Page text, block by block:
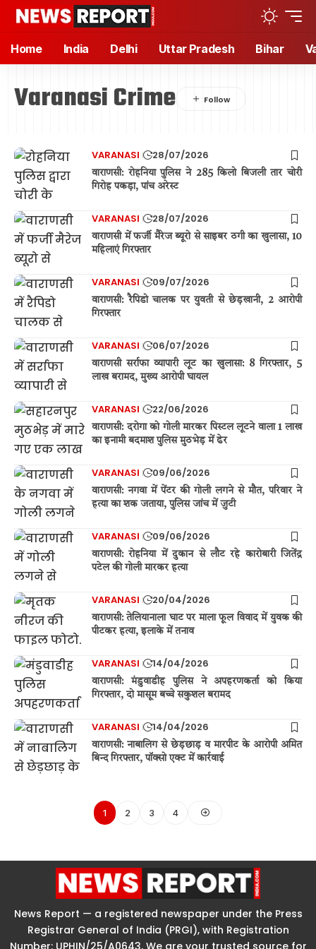
Home India Delhi Uttar Pradesh Bihar
Varanasi Crime
VARANASI 28/07/2026
वाराणसी: रोहनिया पुलिस ने 285 किलो बिजली तार चोरी
गिरोह पकड़ा, पांच अरेस्ट
VARANASI 28/07/2026
वाराणसी में फर्जी मैरेज ब्यूरो से साइबर ठगी का खुलासा, 10
महिलाएं गिरफ्तार
VARANASI 09/07/2026
वाराणसी: रैपिडो चालक पर युवती से छेड़खानी, 2 आरोपी
गिरफ्तार
VARANASI 06/07/2026
वाराणसी सर्राफा व्यापारी लूट का खुलासा: 8 गिरफ्तार, 5
लाख बरामद, मुख्य आरोपी घायल
VARANASI 22/06/2026
वाराणसी: दरोगा को गोली मारकर पिस्टल लूटने वाला 1 लाख
का इनामी बदमाश पुलिस मुठभेड़ में ढेर
VARANASI 09/06/2026
वाराणसी: नगवा में पेंटर की गोली लगने से मौत, परिवार ने
हत्या का शक जताया, पुलिस जांच में जुटी
VARANASI 09/06/2026
वाराणसी: रोहनिया में दुकान से लौट रहे कारोबारी जितेंद्र
पटेल की गोली मारकर हत्या
VARANASI 20/04/2026
वाराणसी: तेलियानाला घाट पर माला फूल विवाद में युवक की
पीटकर हत्या, इलाके में तनाव
VARANASI 14/04/2026
वाराणसी: मंडुवाडीह पुलिस ने अपहरणकर्ता को किया
गिरफ्तार, दो मासूम बच्चे सकुशल बरामद
VARANASI 14/04/2026
वाराणसी: नाबालिग से छेड़छाड़ व मारपीट के आरोपी अमित
बिन्द गिरफ्तार, पॉक्सो एक्ट में कार्रवाई
1 2 3 4
News Report — a registered newspaper under the Press
Registrar General of India (PRGI), with Registration